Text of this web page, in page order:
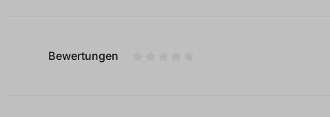
Bewertungen